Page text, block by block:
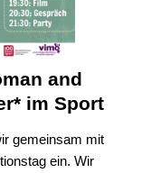
and
im Sport
gemeinsam mit
ein. Wir